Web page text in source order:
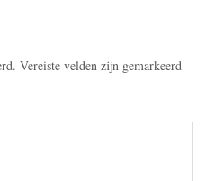
Vereiste velden zijn gemarkeerd